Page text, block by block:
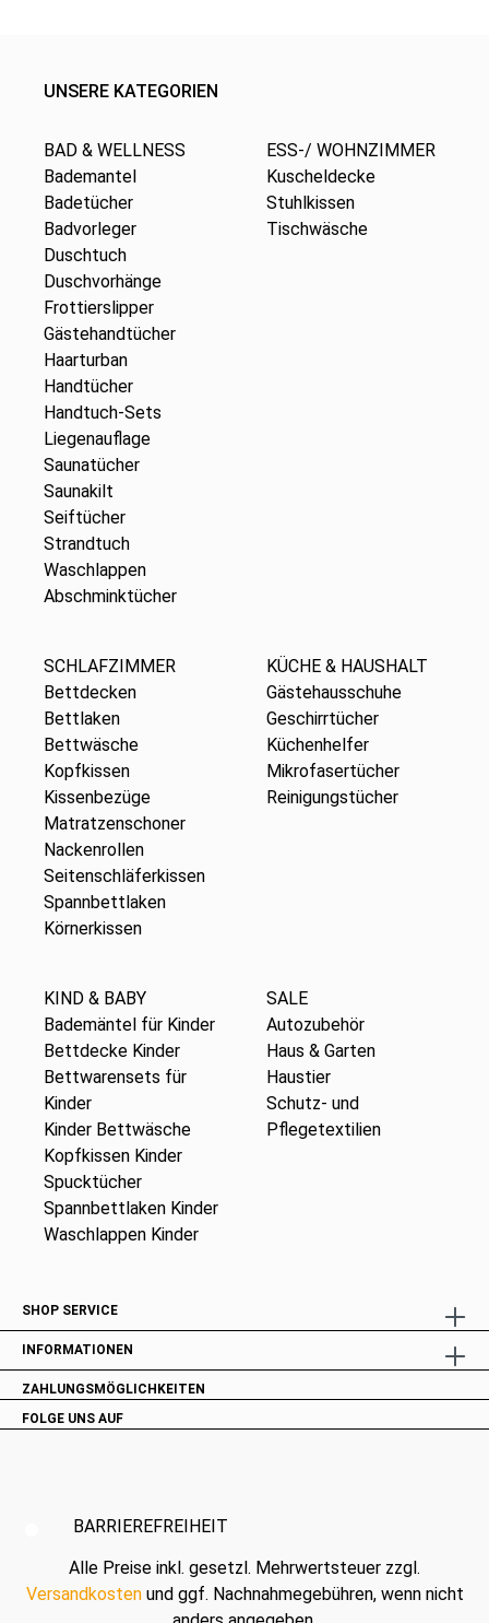
UNSERE KATEGORIEN
BAD & WELLNESS
Bademantel
Badetücher
Badvorleger
Duschtuch
Duschvorhänge
Frottierslipper
Gästehandtücher
Haarturban
Handtücher
Handtuch-Sets
Liegenauflage
Saunatücher
Saunakilt
Seiftücher
Strandtuch
Waschlappen
Abschminktücher
ESS-/ WOHNZIMMER
Kuscheldecke
Stuhlkissen
Tischwäsche
SCHLAFZIMMER
Bettdecken
Bettlaken
Bettwäsche
Kopfkissen
Kissenbezüge
Matratzenschoner
Nackenrollen
Seitenschläferkissen
Spannbettlaken
Körnerkissen
KÜCHE & HAUSHALT
Gästehausschuhe
Geschirrtücher
Küchenhelfer
Mikrofasertücher
Reinigungstücher
KIND & BABY
Bademäntel für Kinder
Bettdecke Kinder
Bettwarensets für
Kinder
Kinder Bettwäsche
Kopfkissen Kinder
Spucktücher
Spannbettlaken Kinder
Waschlappen Kinder
SALE
Autozubehör
Haus & Garten
Haustier
Schutz- und
Pflegetextilien
SHOP SERVICE
INFORMATIONEN
ZAHLUNGSMÖGLICHKEITEN
FOLGE UNS AUF
BARRIEREFREIHEIT
Alle Preise inkl. gesetzl. Mehrwertsteuer zzgl.
Versandkostenund ggf. Nachnahmegebühren, wenn nicht